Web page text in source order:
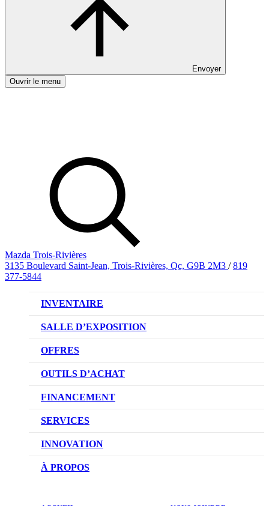
Envoyer
Ouvrir le menu
Mazda Trois-Rivières
3135 Boulevard Saint-Jean, Trois-Rivières, Qc, G9B 2M3 / 819
377-5844
INVENTAIRE
VÉHICULES NEUFS
VÉHICULES D’OCCASION
SALLE D’EXPOSITION
OFFRES
OFFRES DU CONCESSIONNAIRE
OUTILS D’ACHAT
CONFIGUREZ VOTRE VÉHICULE
RÉSERVEZ UN ESSAI ROUTIER
DEMANDEZ UN PRIX
FINANCEMENT
NOTRE DIFFÉRENCE
DEMANDE DE CRÉDIT AUTO
SERVICES
NOTRE PROMESSE
PRENDRE UN RENDEZ-VOUS
INNOVATION
TECHNOLOGIE SKYACTIV
À PROPOS